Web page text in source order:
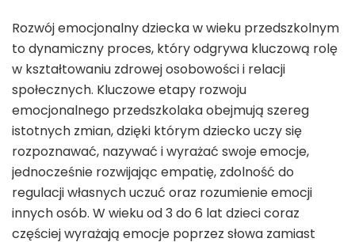
Rozwój emocjonalny dziecka w wieku przedszkolnym
to dynamiczny proces, który odgrywa kluczową rolę
w kształtowaniu zdrowej osobowości i relacji
społecznych. Kluczowe etapy rozwoju
emocjonalnego przedszkolaka obejmują szereg
istotnych zmian, dzięki którym dziecko uczy się
rozpoznawać, nazywać i wyrażać swoje emocje,
jednocześnie rozwijając empatię, zdolność do
regulacji własnych uczuć oraz rozumienie emocji
innych osób. W wieku od 3 do 6 lat dzieci coraz
częściej wyrażają emocje poprzez słowa zamiast